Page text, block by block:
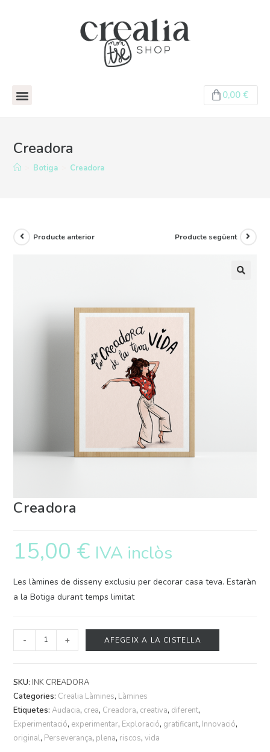
0,00 €
Creadora
Botiga Creadora
Producte anterior Producte següent
Creadora
15,00 € IVA inclòs
Les làmines de disseny exclusiu per decorar casa teva. Estaràn
a la Botiga durant temps limitat
- + AFEGEIX A LA CISTELLA
SKU: INK CREADORA
Categories: Crealia Làmines, Làmines
Etiquetes:Audacia, crea, Creadora, creativa, diferent,
Experimentació, experimentar, Exploració, gratificant, Innovació,
original, Perseverança, plena, riscos,vida